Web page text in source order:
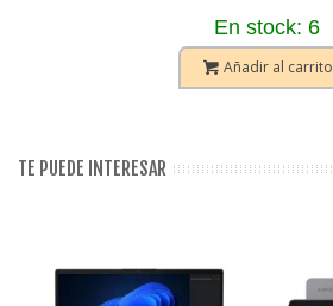
En stock: 6
Añadir al carrito
TE PUEDE INTERESAR